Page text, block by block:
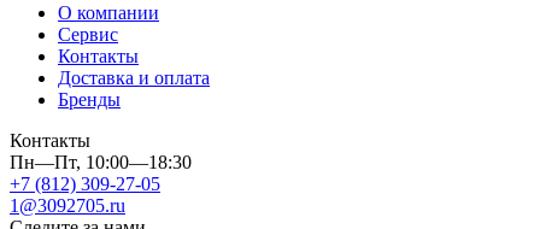
О компании
Сервис
Контакты
Доставка и оплата
Бренды
Контакты
Пн—Пт, 10:00—18:30
+7 (812) 309-27-05
1@3092705.ru